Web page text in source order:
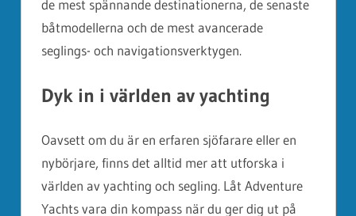
de mest spännande destinationerna, de senaste
båtmodellerna och de mest avancerade
seglings- och navigationsverktygen.
Dyk in i världen av yachting
Oavsett om du är en erfaren sjöfarare eller en
nybörjare, finns det alltid mer att utforska i
världen av yachting och segling. Låt Adventure
Yachts vara din kompass när du ger dig ut på